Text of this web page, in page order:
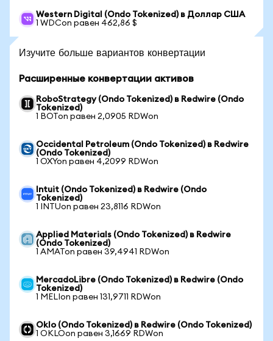
Western Digital (Ondo Tokenized) в Доллар США
1 WDCon равен 462,86 $
Изучите больше вариантов конвертации
Расширенные конвертации активов
RoboStrategy (Ondo Tokenized) в Redwire (Ondo
Tokenized)
1 BOTon равен 2,0905 RDWon
Occidental Petroleum (Ondo Tokenized) в Redwire
(Ondo Tokenized)
1 OXYon равен 4,2099 RDWon
Intuit (Ondo Tokenized) в Redwire (Ondo
Tokenized)
1 INTUon равен 23,8116 RDWon
Applied Materials (Ondo Tokenized) в Redwire
(Ondo Tokenized)
1 AMATon равен 39,4941 RDWon
MercadoLibre (Ondo Tokenized) в Redwire (Ondo
Tokenized)
1 MELIon равен 131,9711 RDWon
Oklo (Ondo Tokenized) в Redwire (Ondo Tokenized)
1 OKLOon равен 3,1669 RDWon